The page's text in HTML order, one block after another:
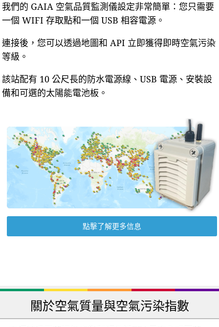
我們的 GAIA 空氣品質監測儀設定非常簡單：您只需要
一個 WIFI 存取點和一個 USB 相容電源。
連接後，您可以透過地圖和 API 立即獲得即時空氣污染
等級。
該站配有 10 公尺長的防水電源線、USB 電源、安裝設
備和可選的太陽能電池板。
點擊了解更多信息
關於空氣質量與空氣污染指數